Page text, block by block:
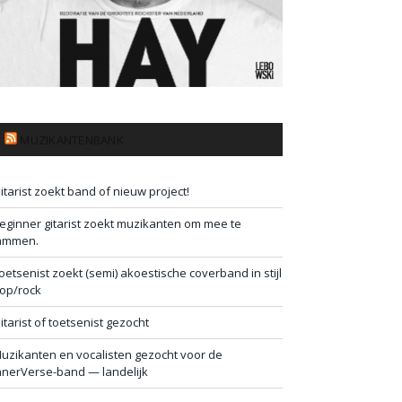
zoekt band of nieuw project!
gitarist zoekt muzikanten om mee te
zoekt (semi) akoestische coverband in stijl
rock
of toetsenist gezocht
en vocalisten gezocht voor de
band — landelijk